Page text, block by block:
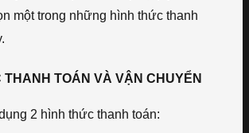
một trong những hình thức thanh
THANH TOÁN VÀ VẬN CHUYỂN
2 hình thức thanh toán: